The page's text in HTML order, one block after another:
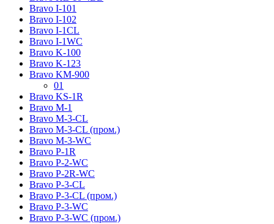
Bravo I-101
Bravo I-102
Bravo I-1CL
Bravo I-1WC
Bravo K-100
Bravo K-123
Bravo KM-900
01
Bravo KS-1R
Bravo M-1
Bravo M-3-CL
Bravo M-3-CL (пром.)
Bravo M-3-WC
Bravo P-1R
Bravo P-2-WC
Bravo P-2R-WC
Bravo P-3-CL
Bravo P-3-CL (пром.)
Bravo P-3-WC
Bravo P-3-WC (пром.)